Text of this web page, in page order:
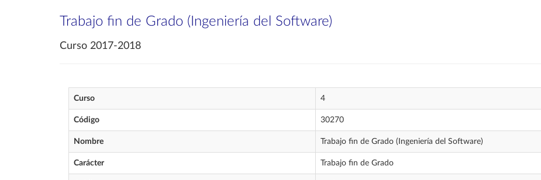
Trabajo fin de Grado (Ingeniería del Software)
Curso 2017-2018
Curso 4
Código 30270
Nombre Trabajo fin de Grado (Ingeniería del Software)
Carácter Trabajo fin de Grado